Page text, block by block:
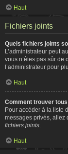
Haut
Fichiers joints
Quels fichiers joints
L’administrateur peut
vous n’êtes pas sûr de
l’administrateur pour
Haut
Comment trouver
Pour accéder à la liste
messages privés, allez
fichiers joints
Haut